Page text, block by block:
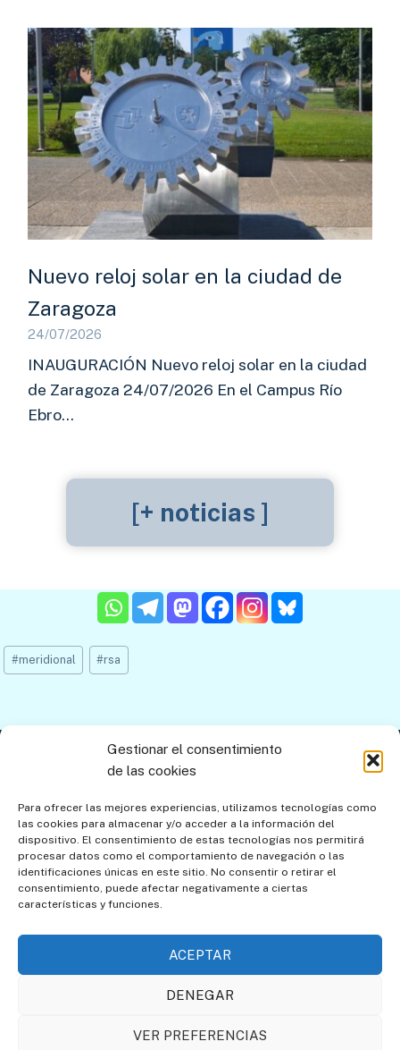
Gestionar el consentimiento
de las cookies
Para ofrecer las mejores experiencias, utilizamos tecnologías como
las cookies para almacenar y/o acceder a la información del
dispositivo. El consentimiento de estas tecnologías nos permitirá
procesar datos como el comportamiento de navegación o las
identificaciones únicas en este sitio. No consentir o retirar el
consentimiento, puede afectar negativamente a ciertas
características y funciones.
ACEPTAR
DENEGAR
VER PREFERENCIAS
Nuevo reloj solar en la ciudad de
Zaragoza
24/07/2026
INAUGURACIÓN Nuevo reloj solar en la ciudad
de Zaragoza 24/07/2026 En el Campus Río
Ebro…
[+ noticias ]
Etiquetas
de
#meridional #rsa
Aviso legal
Política de cookies Mapa del sitio
Política de cookies (UE)
los Relojes de Sol
Societat Catalana de